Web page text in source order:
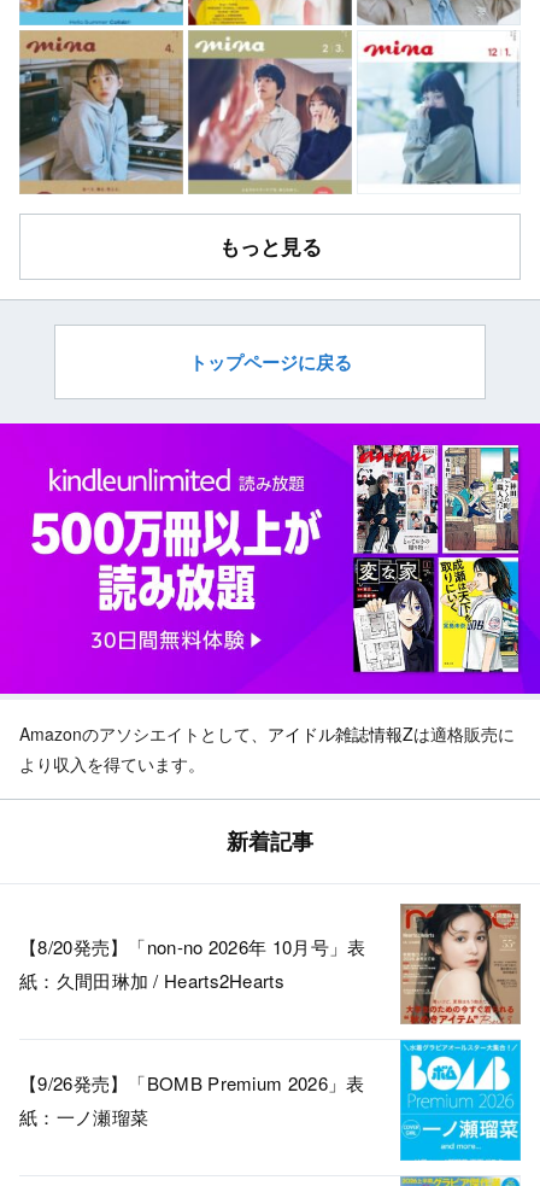
もっと見る
トップページに戻る
Amazonのアソシエイトとして、 アイドル雑誌情報Zは適格販売に
より収入を得ています。
新着記事
【8/20発売】「non-no 2026年 10月号」表
紙：久間田琳加 / Hearts2Hearts
【9/26発売】「BOMB Premium 2026」表
紙：一ノ瀬瑠菜